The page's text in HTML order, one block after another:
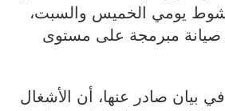
يومي الخميس والسبت،
مبرمجة على مستوى
بيان صادر عنها، أن الأشغال